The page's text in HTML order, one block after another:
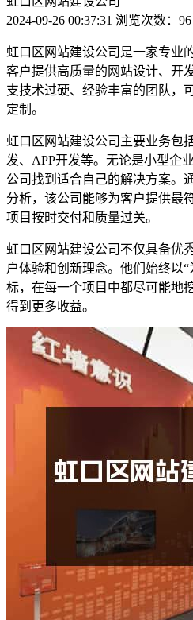
2024-09-26 00:37:31 浏览次数：
虹口区网站建设公司是一家专业
客户提供高质量的网站设计、开
支技术过硬、经验丰富的团队，
定制。
虹口区网站建设公司主要业务包
发、APP开发等。无论是小型企
公司找到适合自己的解决方案。
分析，该公司能够为客户提供最
项目按时交付和质量过关。
虹口区网站建设公司不仅具备优
户体验和创新理念。他们始终以
标，在每一个项目中都尽可能地
得到更多收益。